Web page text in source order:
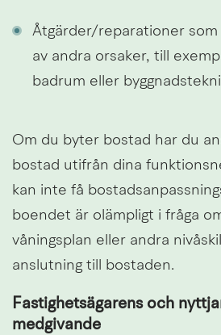
Åtgärder/reparationer
av andra orsaker, till
badrum eller
Om du byter bostad har du
bostad utifrån dina
kan inte få
boendet är olämpligt i fråga
våningsplan eller andra
anslutning till bostaden.
Fastighetsägarens och
medgivande